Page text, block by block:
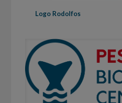
Logo Rodolfos